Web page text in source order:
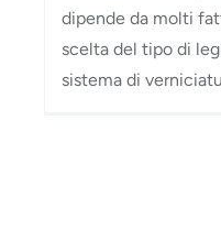
dipende da molti
scelta del tipo di
sistema di